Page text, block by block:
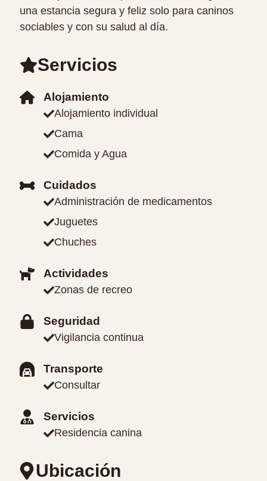
una estancia segura y feliz solo para caninos
sociables y con su salud al día.
Servicios
Alojamiento
Alojamiento individual
Cama
Comida y Agua
Cuidados
Administración de medicamentos
Juguetes
Chuches
Actividades
Zonas de recreo
Seguridad
Vigilancia continua
Transporte
Consultar
Servicios
Residencia canina
Ubicación